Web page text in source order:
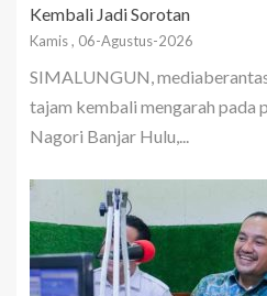
Kembali Jadi Sorotan
Kamis , 06-Agustus-2026
SIMALUNGUN,
tajam kembali mengarah pada
Nagori Banjar Hulu,...